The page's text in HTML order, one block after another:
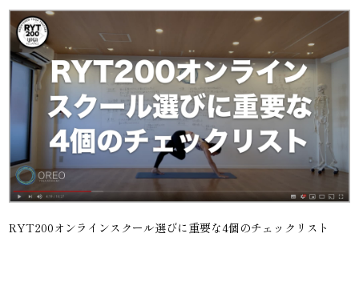
RYT200オンラインスクール選びに重要な4個のチェックリスト